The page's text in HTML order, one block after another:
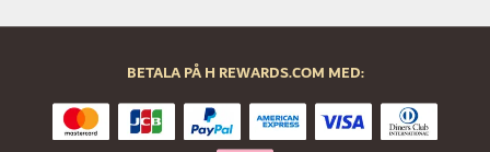
BETALA PÅ H REWARDS.COM MED: